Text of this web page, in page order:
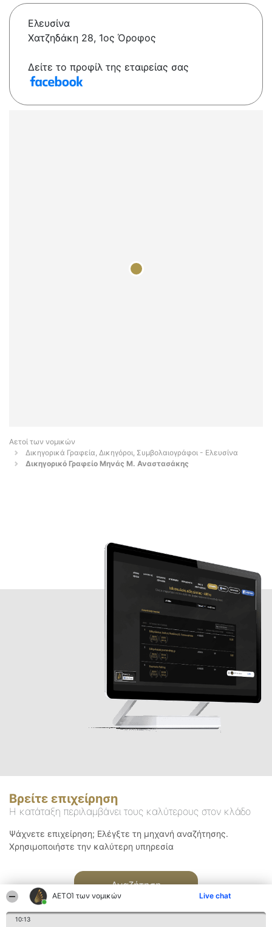
ΑΕΤΟΊ των νομικών Live chat
10:13
Ελευσίνα
Χατζηδάκη 28, 1ος Όροφος
Δείτε το προφίλ της εταιρείας σας
Αετοί των νομικών
Δικηγορικά Γραφεία, Δικηγόροι, Συμβολαιογράφοι - Ελευσίνα
Δικηγορικό Γραφείο Μηνάς Μ. Αναστασάκης
Βρείτε επιχείρηση
Η κατάταξη περιλαμβάνει τους καλύτερους στον κλάδο
Ψάχνετε επιχείρηση; Ελέγξτε τη μηχανή αναζήτησης.
Χρησιμοποιήστε την καλύτερη υπηρεσία
Αναζήτηση